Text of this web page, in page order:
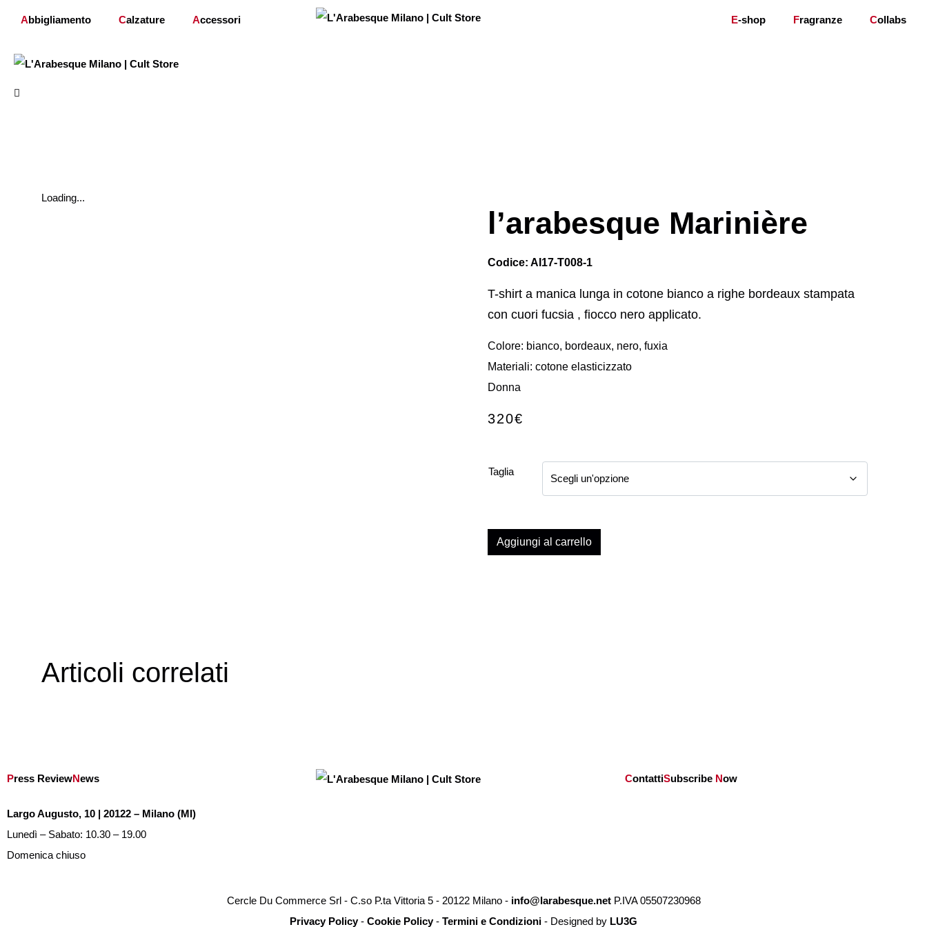
Abbigliamento Calzature Accessori E-shop Fragranze Collabs
Loading...
l’arabesque Marinière
Codice: AI17-T008-1
T-shirt a manica lunga in cotone bianco a righe bordeaux stampata
con cuori fucsia , fiocco nero applicato.
Colore: bianco, bordeaux, nero, fuxia
Materiali: cotone elasticizzato
Donna
320€
Taglia
Aggiungi al carrello
Articoli correlati
Press ReviewNews ContattiSubscribe Now
Largo Augusto, 10 | 20122 – Milano (MI)
Lunedì – Sabato: 10.30 – 19.00
Domenica chiuso
Cercle Du Commerce Srl - C.so P.ta Vittoria 5 - 20122 Milano - info@larabesque.netP.IVA 05507230968
Privacy Policy- Cookie Policy- Termini e Condizioni - Designed by LU3G